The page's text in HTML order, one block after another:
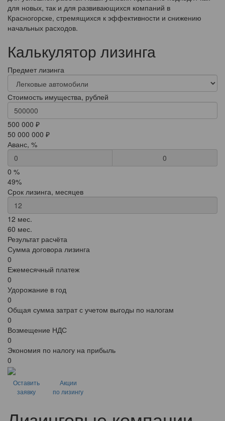
для новых, так и для развивающихся компаний в
Красногорске, стремящихся к эффективности и снижению
начальных расходов.
Калькулятор лизинга
Предмет лизинга
Стоимость имущества, рублей
500 000 ₽
50 000 000 ₽
Аванс, %
0
0 %
49%
Срок лизинга, месяцев
12 мес.
60 мес.
Результат расчёта
Сумма договора лизинга
0
Ежемесячный платеж
0
Удорожание в год
0
Общая сумма затрат с учетом выгоды по налогам
0
Возмещение НДС
0
Экономия по налогу на прибыль
0
Оставить
заявку
Акции
по лизингу